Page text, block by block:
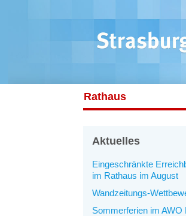
Rathaus
Aktuelles
Eingeschränkte
im Rathaus im August
Wandzeitungs-
Sommerferien im AWO